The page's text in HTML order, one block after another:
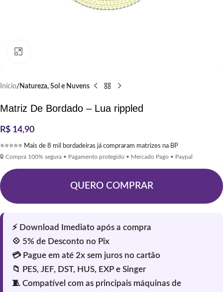
Início Natureza, Sol e Nuvens
Matriz De Bordado – Lua rippled
R$ 14,90
⭐⭐⭐⭐⭐ Mais de 8 mil bordadeiras já compraram matrizes na BP
🔒 Compra 100% segura • Pagamento protegido • Mercado Pago • Paypal
QUERO COMPRAR